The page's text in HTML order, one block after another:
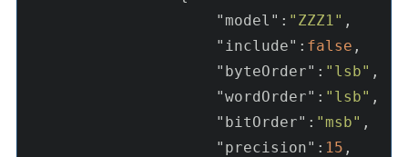
"model" : "ZZZ1" ,
"include" : false ,
"byteOrder" : "lsb" ,
"wordOrder" : "lsb" ,
"bitOrder" : "msb" ,
"precision" : 15 ,